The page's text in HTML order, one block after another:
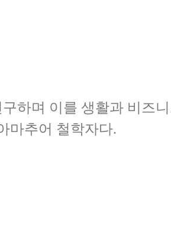
하며 이를 생활과 비즈